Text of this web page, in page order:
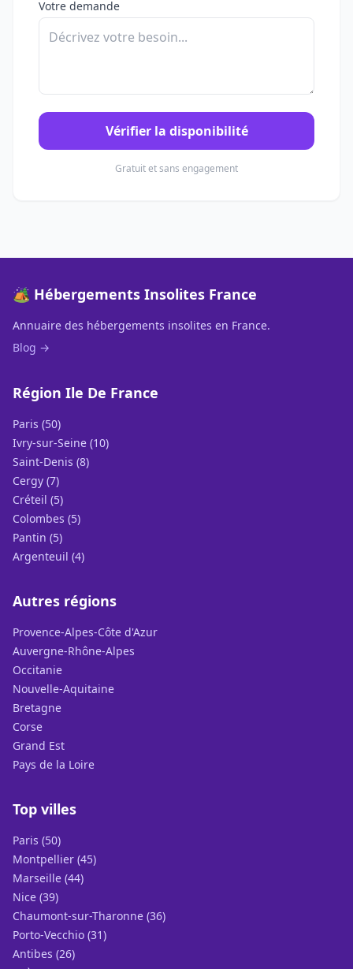
Votre demande
Vérifier la disponibilité
Gratuit et sans engagement
🏕️ Hébergements Insolites France
Annuaire des hébergements insolites en France.
Blog →
Région Ile De France
Paris (50)
Ivry-sur-Seine (10)
Saint-Denis (8)
Cergy (7)
Créteil (5)
Colombes (5)
Pantin (5)
Argenteuil (4)
Autres régions
Provence-Alpes-Côte d'Azur
Auvergne-Rhône-Alpes
Occitanie
Nouvelle-Aquitaine
Bretagne
Corse
Grand Est
Pays de la Loire
Top villes
Paris (50)
Montpellier (45)
Marseille (44)
Nice (39)
Chaumont-sur-Tharonne (36)
Porto-Vecchio (31)
Antibes (26)